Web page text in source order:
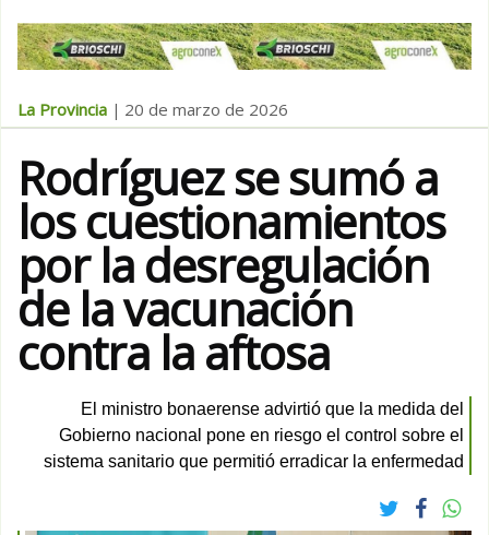
La Provincia | 20 de marzo de 2026
Rodríguez se sumó a
los cuestionamientos
por la desregulación
de la vacunación
contra la aftosa
El ministro bonaerense advirtió que la medida del
Gobierno nacional pone en riesgo el control sobre el
sistema sanitario que permitió erradicar la enfermedad